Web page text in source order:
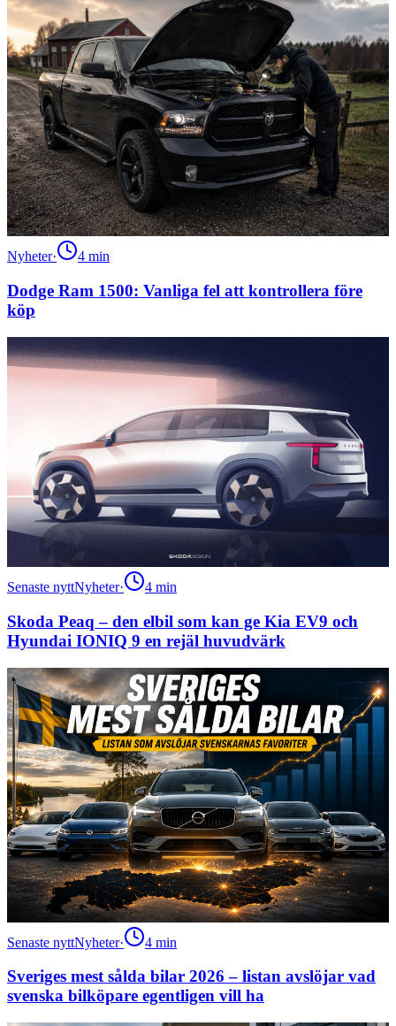
Nyheter· 4 min
Dodge Ram 1500: Vanliga fel att kontrollera före
köp
Senaste nyttNyheter· 4 min
Skoda Peaq – den elbil som kan ge Kia EV9 och
Hyundai IONIQ 9 en rejäl huvudvärk
Senaste nyttNyheter· 4 min
Sveriges mest sålda bilar 2026 – listan avslöjar vad
svenska bilköpare egentligen vill ha